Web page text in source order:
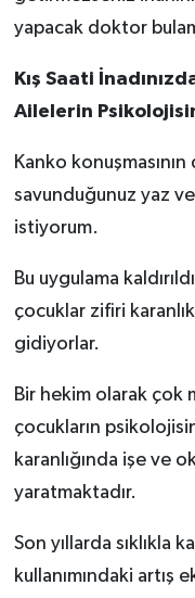
yapacak doktor
Kış Saati
Ailelerin
Kanko
savunduğunuz yaz
istiyorum.
Bu uygulama
çocuklar zifiri
gidiyorlar.
Bir hekim olarak çok
çocukların
karanlığında işe ve
yaratmaktadır.
Son yıllarda sıklıkla
kullanımındaki artış